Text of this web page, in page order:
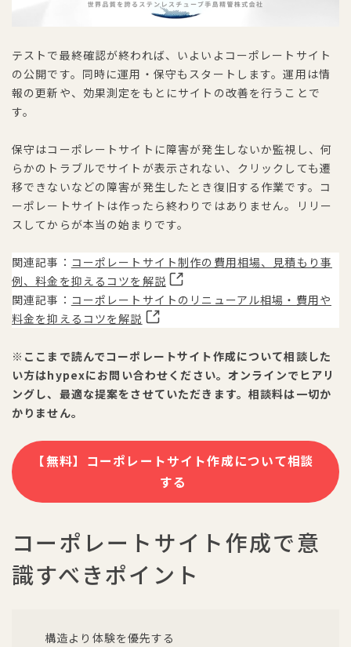
テストで最終確認が終われば、いよいよコーポレートサイト
の公開です。同時に運用・保守もスタートします。運用は情
報の更新や、効果測定をもとにサイトの改善を行うことで
す。
保守はコーポレートサイトに障害が発生しないか監視し、何
らかのトラブルでサイトが表示されない、クリックしても遷
移できないなどの障害が発生したとき復旧する作業です。コ
ーポレートサイトは作ったら終わりではありません。リリー
スしてからが本当の始まりです。
関連記事： コーポレートサイト制作の費用相場、見積もり事
例、料金を抑えるコツを解説
関連記事： コーポレートサイトのリニューアル相場・費用や
料金を抑えるコツを解説
※ここまで読んでコーポレートサイト作成について相談した
い方はhypexにお問い合わせください。オンラインでヒアリ
ングし、最適な提案をさせていただきます。相談料は一切か
かりません。
【無料】コーポレートサイト作成について相談
する
コーポレートサイト作成で意
識すべきポイント
構造より体験を優先する